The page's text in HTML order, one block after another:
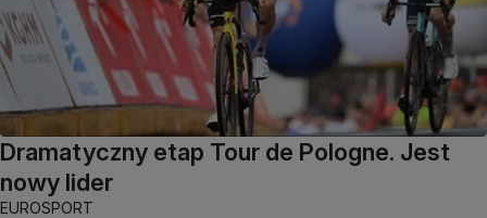
Dramatyczny etap Tour de Pologne. Jest
nowy lider
EUROSPORT